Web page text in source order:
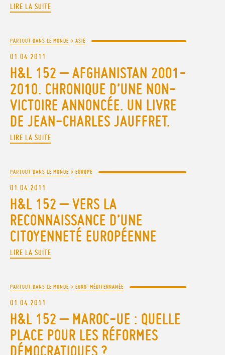
LIRE LA SUITE
PARTOUT DANS LE MONDE > ASIE
01.04.2011
H&L 152 – AFGHANISTAN 2001-
2010. CHRONIQUE D’UNE NON-
VICTOIRE ANNONCÉE. UN LIVRE
DE JEAN-CHARLES JAUFFRET.
LIRE LA SUITE
PARTOUT DANS LE MONDE > EUROPE
01.04.2011
H&L 152 – VERS LA
RECONNAISSANCE D’UNE
CITOYENNETÉ EUROPÉENNE
LIRE LA SUITE
PARTOUT DANS LE MONDE > EURO-MÉDITERRANÉE
01.04.2011
H&L 152 – MAROC-UE : QUELLE
PLACE POUR LES RÉFORMES
DÉMOCRATIQUES ?